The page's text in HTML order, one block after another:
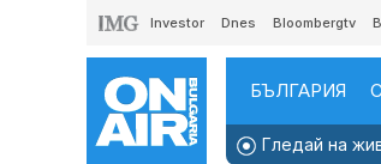
Investor Dnes Bloombergtv
БЪЛГАРИЯ
Гледай на